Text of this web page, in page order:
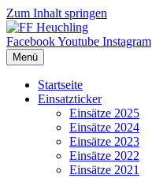
Zum Inhalt springen
FacebookYoutube Instagram
Menü
Startseite
Einsatzticker
Einsätze 2025
Einsätze 2024
Einsätze 2023
Einsätze 2022
Einsätze 2021